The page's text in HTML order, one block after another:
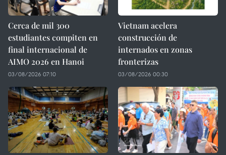
Cerca de mil 300
estudiantes compiten en
final internacional de
AIMO 2026 en Hanoi
03/08/2026 07:10
Vietnam acelera
construcción de
internados en zonas
fronterizas
03/08/2026 00:30